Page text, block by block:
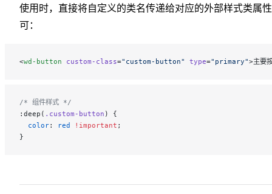
使用时，直接将自定义的类名传递给对应的外部样式类属
可：
<wd-button custom-class="custom-button" type="primary">主要
/* 组件样式 */
:deep( .custom-button ) {
  color
: red !important ;
}